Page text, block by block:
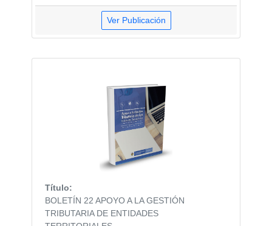
Ver Publicación
Título:
BOLETÍN 22 APOYO A LA GESTIÓN
TRIBUTARIA DE ENTIDADES